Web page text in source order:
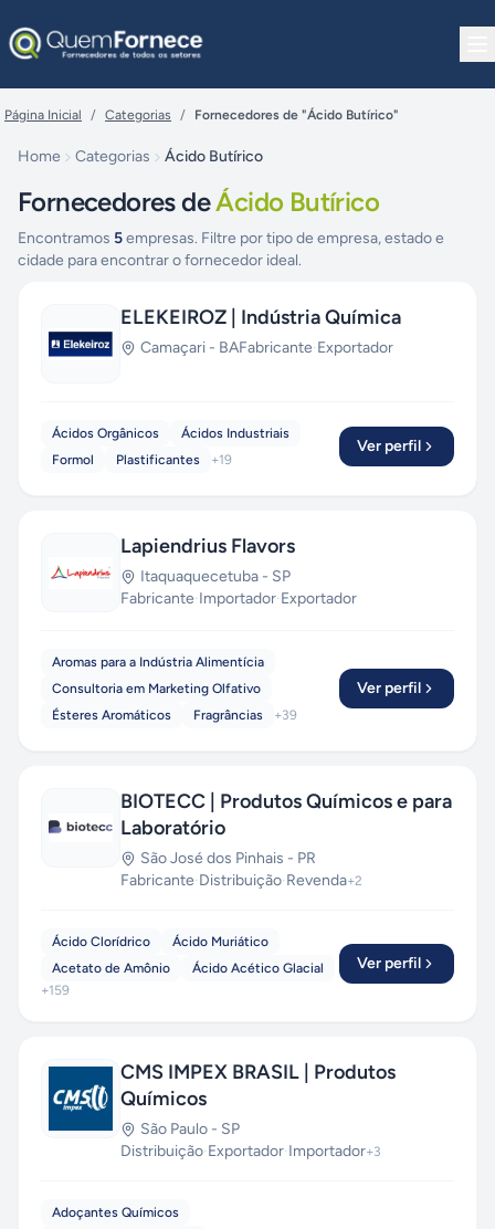
Página Inicial / Categorias / Fornecedores de "Ácido Butírico"
Home Categorias Ácido Butírico
Fornecedores deÁcido Butírico
Encontramos 5empresas. Filtre por tipo de empresa, estado e
cidade para encontrar o fornecedor ideal.
ELEKEIROZ | Indústria Química
Camaçari - BAFabricante·Exportador
Ácidos Orgânicos
Ácidos Industriais
Formol
Plastificantes +19
Ver perfil
Lapiendrius Flavors
Itaquaquecetuba - SP
Fabricante·Importador·Exportador
Aromas para a Indústria Alimentícia
Consultoria em Marketing Olfativo
Ésteres Aromáticos
Fragrâncias +39
Ver perfil
BIOTECC | Produtos Químicos e para
Laboratório
São José dos Pinhais - PR
Fabricante·Distribuição·Revenda+2
Ácido Clorídrico
Ácido Muriático
Acetato de Amônio
Ácido Acético Glacial
+159
Ver perfil
CMS IMPEX BRASIL | Produtos
Químicos
São Paulo - SP
Distribuição·Exportador·Importador+3
Adoçantes Químicos